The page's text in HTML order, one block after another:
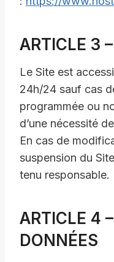
ARTICLE 3
Le Site est
24h/24 sauf cas
programmée ou
d’une nécessité
En cas de
suspension du
tenu responsable.
ARTICLE 4
DONNÉES